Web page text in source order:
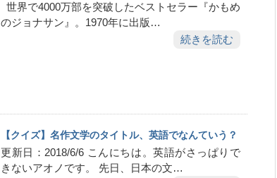
世界で4000万部を突破したベストセラー『かもめ
のジョナサン』。1970年に出版…
続きを読む
【クイズ】名作文学のタイトル、英語でなんていう？
更新日：2018/6/6 こんにちは。英語がさっぱりで
きないアオノです。 先日、日本の文…